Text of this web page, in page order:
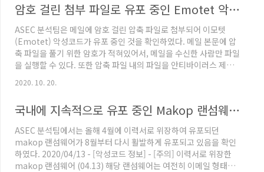
코인 입금을 요구하고 있기 때문에 속지 않도록 주의가 필요하다. 아
래는 협박 메일의 제목이다. 계약에 따른 지불. Yoúr accoúnt has
sígns of hackíng and blockíng. VIDEO OF YOU! my user
name and ..
암호 걸린 첨부 파일로 유포 중인 Emotet 악성코드
ASEC 분석팀은 메일에 암호 걸린 압축 파일로 첨부되어 이모텟
(Emotet) 악성코드가 유포 중인 것을 확인하였다. 메일 본문에 압
축 파일을 풀기 위한 암호가 적혀있어서, 메일을 수신한 사람만 파일
을 실행할 수 있다. 또한 압축 파일 내의 파일을 안티바이러스 제품
암호 해제 전까지는 자동으로 탐지가 어렵다. 메일은 10월 17일 발
압축 파일로서, 압축 해제 시 'MYTNXTOJ3 202010月17.doc' 이
름의 워드 파일이 존재한다. 'MYTNXTOJ3 202010月17.doc' 워
드 문서 파일의 내용은 위와 같다. 매크로 [콘텐츠 사용] 허용 시 악
성 매크로 코드가 동..
2020. 10. 20.
국내에 지속적으로 유포 중인 Makop 랜섬웨어 (이메일 첨부)
ASEC 분석팀에서는 올해 4월에 이력서로 위장하여 유포되던
makop 랜섬웨어가 8월부터 다시 활발하게 유포되고 있음을 확인
하였다. 2020/04/13 - [악성코드 정보] - [주의] 이력서로 위장한
makop 랜섬웨어 (04.13) 해당 랜섬웨어는 여전히 이메일 형태로